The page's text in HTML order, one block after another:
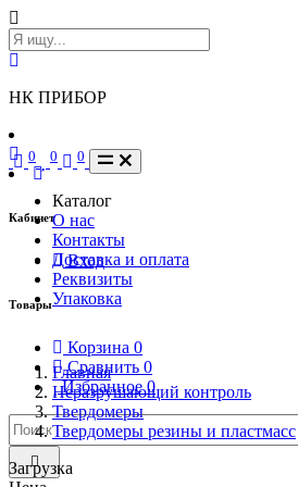
НК ПРИБОР
Кабинет
Вход
Товары
Корзина 0
Сравнить 0
Избранное0
0 0 0
Каталог
О нас
Контакты
Доставка и оплата
Реквизиты
Упаковка
Главная
Неразрушающий контроль
Твердомеры
Твердомеры резины и пластмасс
Загрузка